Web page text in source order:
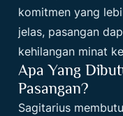
komitmen yang
jelas, pasangan
kehilangan minat
Apa Yang
Pasangan?
Sagitarius